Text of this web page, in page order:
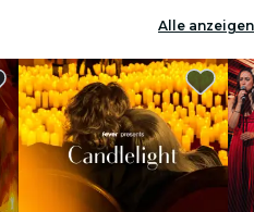
Alle anzeigen